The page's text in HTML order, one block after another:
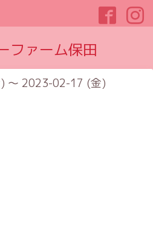
ファーム保田
～ 2023-02-17 (金)